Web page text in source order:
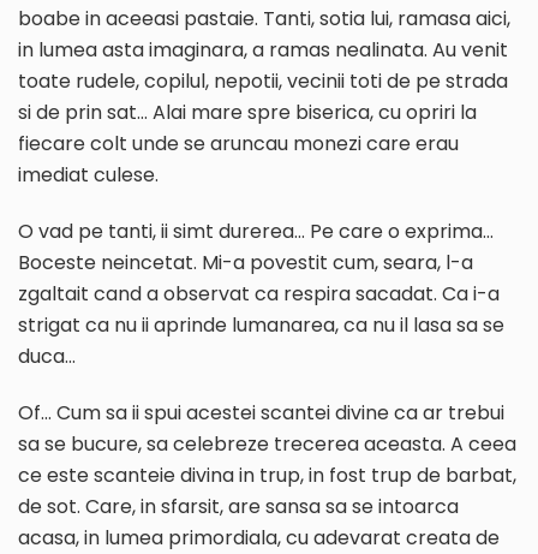
boabe in aceeasi pastaie. Tanti, sotia lui, ramasa aici,
in lumea asta imaginara, a ramas nealinata. Au venit
toate rudele, copilul, nepotii, vecinii toti de pe strada
si de prin sat… Alai mare spre biserica, cu opriri la
fiecare colt unde se aruncau monezi care erau
imediat culese.
O vad pe tanti, ii simt durerea… Pe care o exprima…
Boceste neincetat. Mi-a povestit cum, seara, l-a
zgaltait cand a observat ca respira sacadat. Ca i-a
strigat ca nu ii aprinde lumanarea, ca nu il lasa sa se
duca…
Of… Cum sa ii spui acestei scantei divine ca ar trebui
sa se bucure, sa celebreze trecerea aceasta. A ceea
ce este scanteie divina in trup, in fost trup de barbat,
de sot. Care, in sfarsit, are sansa sa se intoarca
acasa, in lumea primordiala, cu adevarat creata de